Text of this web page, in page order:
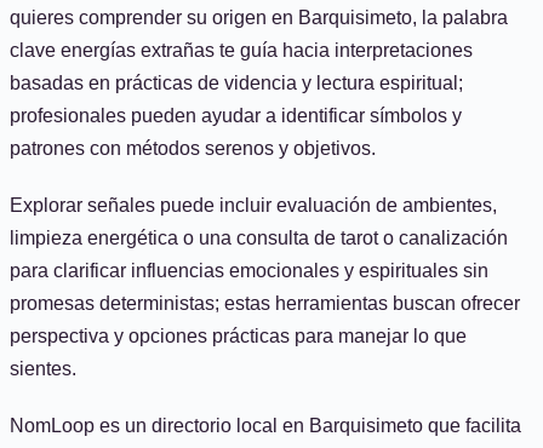
quieres comprender su origen en Barquisimeto, la palabra
clave energías extrañas te guía hacia interpretaciones
basadas en prácticas de videncia y lectura espiritual;
profesionales pueden ayudar a identificar símbolos y
patrones con métodos serenos y objetivos.
Explorar señales puede incluir evaluación de ambientes,
limpieza energética o una consulta de tarot o canalización
para clarificar influencias emocionales y espirituales sin
promesas deterministas; estas herramientas buscan ofrecer
perspectiva y opciones prácticas para manejar lo que
sientes.
NomLoop es un directorio local en Barquisimeto que facilita